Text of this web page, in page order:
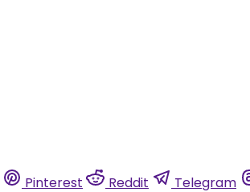
Pinterest Reddit Telegram